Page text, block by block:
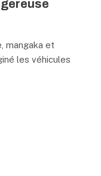
mangaka et
les véhicules